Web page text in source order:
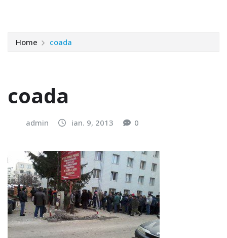
Home coada
coada
admin ian. 9, 2013 0